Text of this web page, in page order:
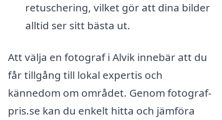
retuschering, vilket gör att dina bilder
alltid ser sitt bästa ut.
Att välja en fotograf i Alvik innebär att du
får tillgång till lokal expertis och
kännedom om området. Genom fotograf-
pris.se kan du enkelt hitta och jämföra